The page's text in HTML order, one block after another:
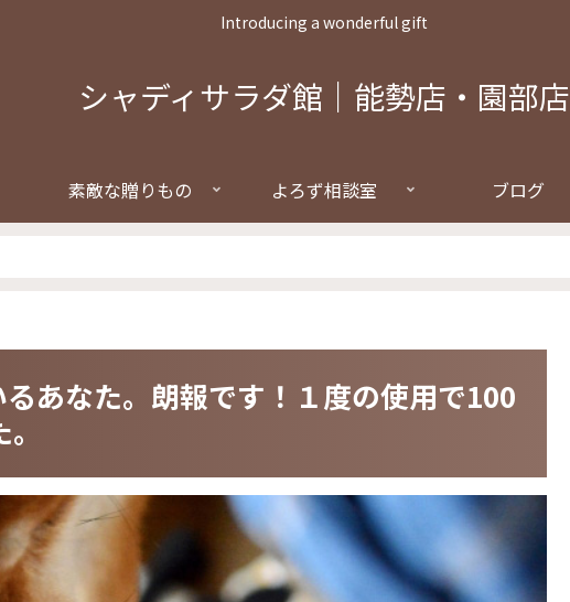
Introducing a wonderful gift
シャディサラダ館｜能勢店・園部店
素敵な贈りもの よろず相談室 ブログ
あなた。朗報です！１度の使用で100